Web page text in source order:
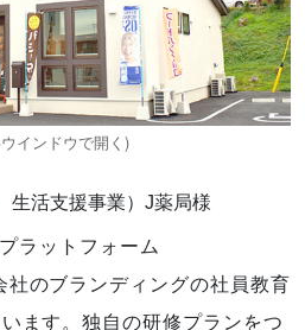
活支援事業）J薬局様
ラットフォーム
のブランディングの社員教育
ます。独自の研修プランをつ